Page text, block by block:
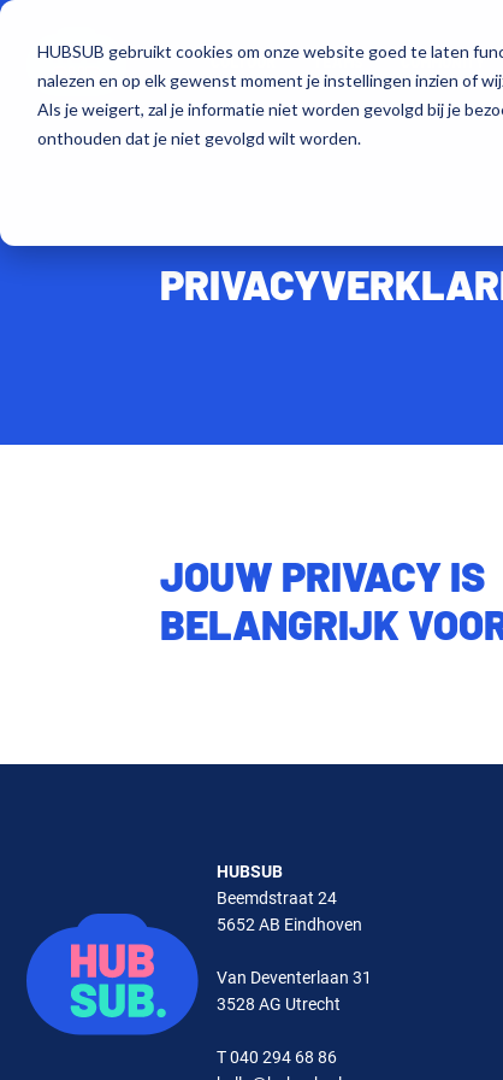
HUBSUB gebruikt cookies om onze website goed te laten
nalezen en op elk gewenst moment je instellingen inzien of
Als je weigert, zal je informatie niet worden gevolgd bij je
onthouden dat je niet gevolgd wilt worden.
CULTUUR TEAMS COMMUNITY
JOUW PRIVACY IS
BELANGRIJK
HUBSUB
Beemdstraat 24
5652 AB Eindhoven
Van Deventerlaan 31
3528 AG Utrecht
T 040 294 68 86